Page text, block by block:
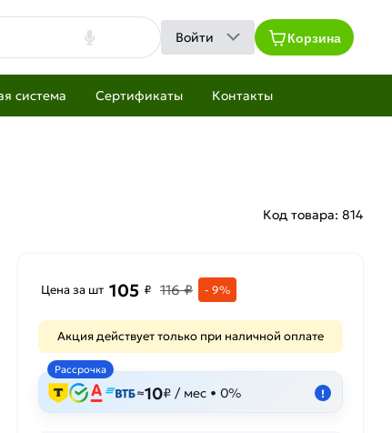
Войти Корзина
система Сертификаты Контакты
Код товара: 814
Цена за шт 105 ₽ 116 ₽ - 9%
Акция действует только при наличной оплате
Рассрочка
≈10₽ / мес • 0% !